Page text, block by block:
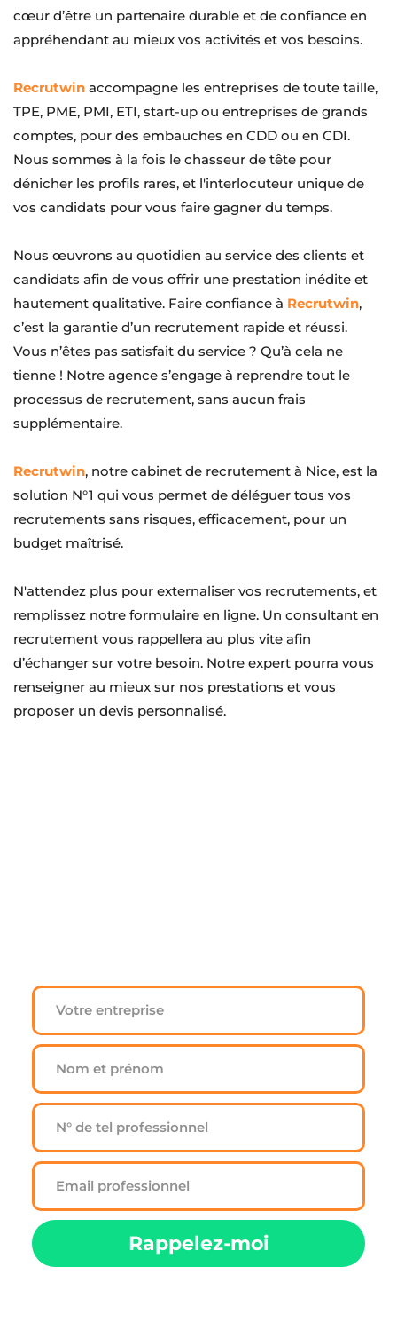
cœur d’être un partenaire durable et de confiance en
appréhendant au mieux vos activités et vos besoins.
Recrutwin accompagne les entreprises de toute taille,
TPE, PME, PMI, ETI, start-up ou entreprises de grands
comptes, pour des embauches en CDD ou en CDI.
Nous sommes à la fois le chasseur de tête pour
dénicher les profils rares, et l'interlocuteur unique de
vos candidats pour vous faire gagner du temps.
Nous œuvrons au quotidien au service des clients et
candidats afin de vous offrir une prestation inédite et
hautement qualitative. Faire confiance à Recrutwin,
c’est la garantie d’un recrutement rapide et réussi.
Vous n’êtes pas satisfait du service ? Qu’à cela ne
tienne ! Notre agence s’engage à reprendre tout le
processus de recrutement, sans aucun frais
supplémentaire.
Recrutwin, notre cabinet de recrutement à Nice, est la
solution N°1 qui vous permet de déléguer tous vos
recrutements sans risques, efficacement, pour un
budget maîtrisé.
N'attendez plus pour externaliser vos recrutements, et
remplissez notre formulaire en ligne. Un consultant en
recrutement vous rappellera au plus vite afin
d’échanger sur votre besoin. Notre expert pourra vous
renseigner au mieux sur nos prestations et vous
proposer un devis personnalisé.
Rappelez-moi